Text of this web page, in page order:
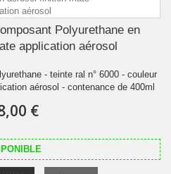
Polyurethane en
application aérosol
- teinte ral n° 6000 - couleur
aérosol - contenance de 400ml
€